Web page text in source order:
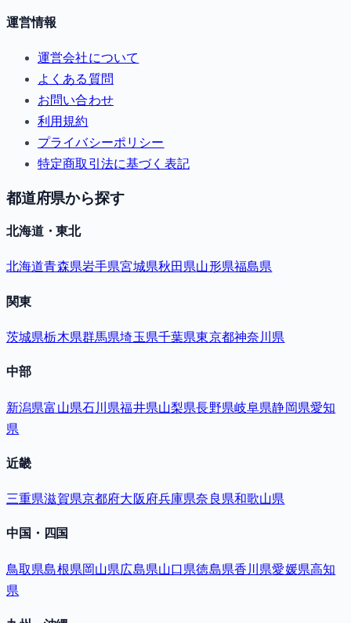
運営情報
運営会社について
よくある質問
お問い合わせ
利用規約
プライバシーポリシー
特定商取引法に基づく表記
都道府県から探す
北海道・東北
北海道青森県岩手県宮城県秋田県山形県福島県
関東
茨城県栃木県群馬県埼玉県千葉県東京都神奈川県
中部
新潟県富山県石川県福井県山梨県長野県岐阜県静岡県愛知
県
近畿
三重県滋賀県京都府大阪府兵庫県奈良県和歌山県
中国・四国
鳥取県島根県岡山県広島県山口県徳島県香川県愛媛県高知
県